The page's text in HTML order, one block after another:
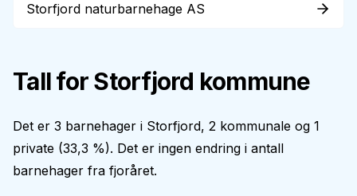
Storfjord naturbarnehage AS
Tall forStorfjord kommune
Det er 3 barnehager i Storfjord, 2 kommunale og 1
private (33,3 %). Det er ingen endring i antall
barnehager fra fjoråret.